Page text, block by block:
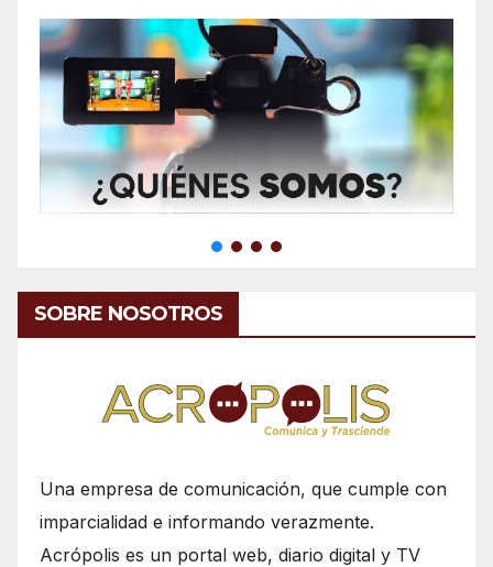
SOBRE NOSOTROS
Una empresa de comunicación, que cumple con
imparcialidad e informando verazmente.
Acrópolis es un portal web, diario digital y TV